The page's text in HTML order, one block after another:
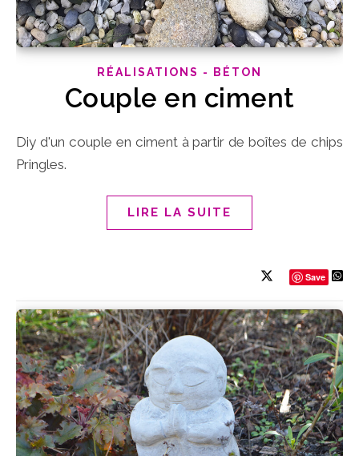
RÉALISATIONS - BÉTON
Couple en ciment
Diy d'un couple en ciment à partir de boîtes de chips
Pringles.
LIRE LA SUITE
Save